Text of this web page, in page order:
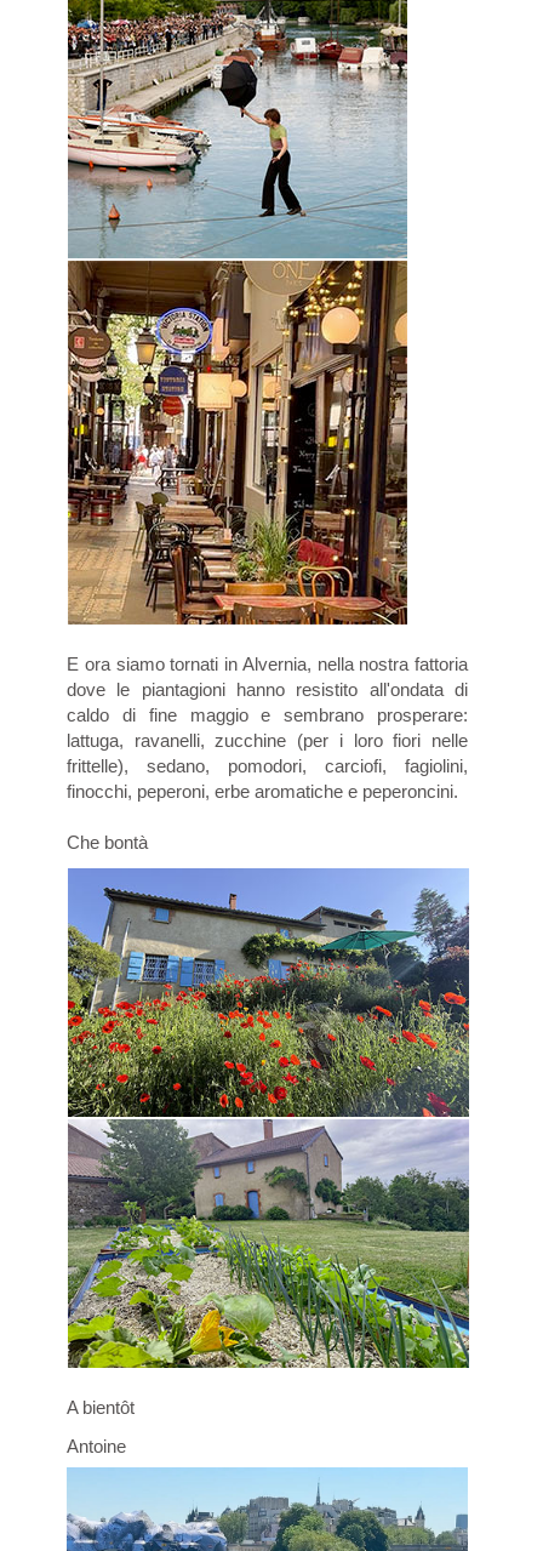
E ora siamo tornati in Alvernia, nella nostra fattoria
dove le piantagioni hanno resistito all'ondata di
caldo di fine maggio e sembrano prosperare:
lattuga, ravanelli, zucchine (per i loro fiori nelle
frittelle), sedano, pomodori, carciofi, fagiolini,
finocchi, peperoni, erbe aromatiche e peperoncini.
Che bontà
A bientôt
Antoine